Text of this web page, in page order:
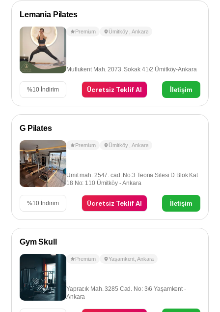
Lemania Pilates
Premium Ümitköy ,Ankara
Mutlukent Mah. 2073. Sokak 41/2 Ümitköy-Ankara
%10 İndirim Ücretsiz Teklif Al İletişim
G Pilates
Premium Ümitköy ,Ankara
Ümit mah. 2547. cad. No:3 Teona Sitesi D Blok Kat
18 No: 110 Ümitköy - Ankara
%10 İndirim Ücretsiz Teklif Al İletişim
Gym Skull
Premium Yaşamkent ,Ankara
Yapracık Mah. 3285 Cad. No: 3/6 Yaşamkent -
Ankara